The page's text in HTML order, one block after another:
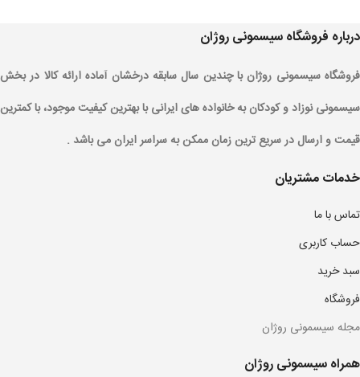
درباره فروشگاه سیسمونی روژان
فروشگاه سیسمونی روژان با چندین سال سابقه درخشان آماده ارائه کالا در بخش
سیسمونی نوزاد و کودکان به خانواده های ایرانی با بهترین کیفیت موجود، با کمترین
قیمت و ارسال در سریع ترین زمان ممکن به سراسر ایران می باشد .
خدمات مشتریان
تماس با ما
حساب کاربری
سبد خرید
فروشگاه
مجله سیسمونی روژان
همراه سیسمونی روژان